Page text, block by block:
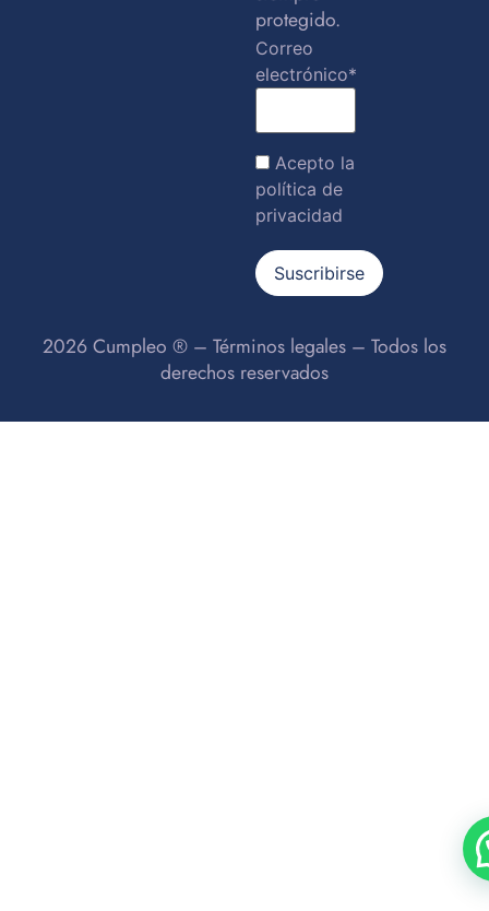
protegido.
Correo
electrónico*
Acepto la
política de
privacidad
2026 Cumpleo ® – Términos legales – Todos los
derechos reservados